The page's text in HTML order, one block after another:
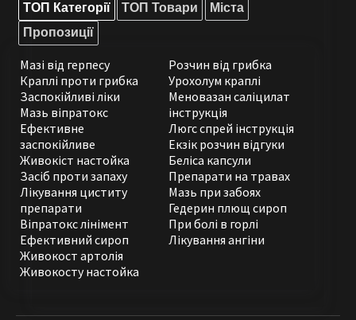
ТОП Категорії ТОП Товари
Міста
Пропозиції
Мазі від герпесу
Краплі проти грибка
Заспокійливі ліки
Мазь віпратокс
Ефективне
заспокійливе
Живокіст настойка
Розчин від грибка
Урохолум краплі
Меновазан саліцилат
інструкція
Люгс спрей інструкція
Екзік розчин відгуки
Беліса капсули
Засіб проти запаху
Лікування циститу
препарати
Віпратокс лінімент
Ефективний сироп
Живокост артолія
Живокосту настойка
Препарати на травах
Мазь при забоях
Гедерин плющ сироп
При болі в горлі
Лікування ангіни